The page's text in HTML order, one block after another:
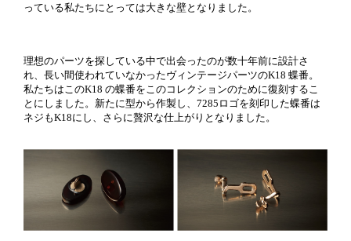
っている私たちにとっては大きな壁となりました。
理想のパーツを探している中で出会ったのが数十年前に設計さ
れ、長い間使われていなかったヴィンテージパーツのK18 蝶番。
私たちはこのK18 の蝶番をこのコレクションのために復刻するこ
とにしました。新たに型から作製し、7285ロゴを刻印した蝶番は
ネジもK18にし、さらに贅沢な仕上がりとなりました。